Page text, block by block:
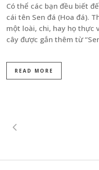
Có thể các bạn đều biết
cái tên Sen đá (Hoa đá).
một loài, chi, hay họ thực
cây được gắn thêm từ
READ MORE